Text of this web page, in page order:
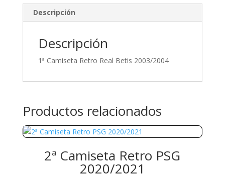
Descripción
Descripción
1ª Camiseta Retro Real Betis 2003/2004
Productos relacionados
2ª Camiseta Retro PSG
2020/2021